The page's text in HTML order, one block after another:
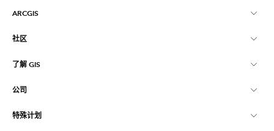
ARCGIS
ArcGIS 概览
制图
社区
Esri 社区
ArcGIS 博客
了解 GIS
什么是 GIS？
位置智能
公司
关于 Esri
特殊计划